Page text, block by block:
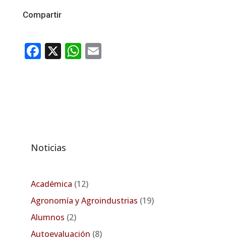
Compartir
Facebook
X WhatsApp
Email
Noticias
Académica (12)
Agronomía y Agroindustrias (19)
Alumnos (2)
Autoevaluación (8)